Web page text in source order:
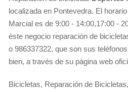
localizada en Pontevedra. El
Marcial es de 9:00 - 14:00,17:00 -
éste negocio reparación de
o 986337322, que son sus
bien, a través de su página web
Bicicletas, Reparación de